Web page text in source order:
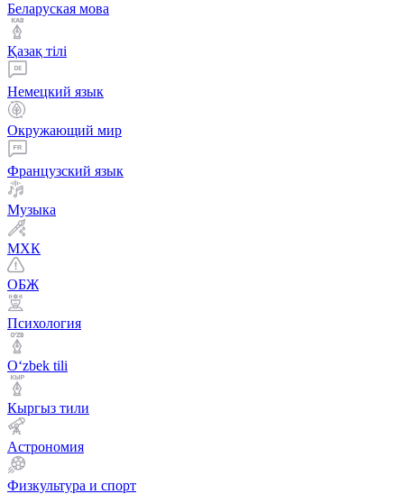
Беларуская мова
Қазақ тiлi
Немецкий язык
Окружающий мир
Французский язык
Музыка
МХК
ОБЖ
Психология
Оʻzbek tili
Кыргыз тили
Астрономия
Физкультура и спорт